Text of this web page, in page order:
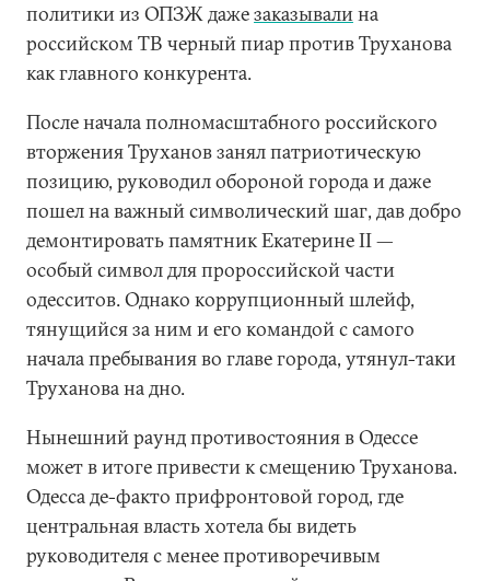
политики из ОПЗЖ дажезаказывалина
российском ТВ черный пиар против Труханова
как главного конкурента.
После начала полномасштабного российского
вторжения Труханов занял патриотическую
позицию, руководил обороной города и даже
пошел на важный символический шаг, дав добро
демонтировать памятник Екатерине II —
особый символ для пророссийской части
одесситов. Однако коррупционный шлейф,
тянущийся за ним и его командой с самого
начала пребывания во главе города, утянул-таки
Труханова на дно.
Нынешний раунд противостояния в Одессе
может в итоге привести к смещению Труханова.
Одесса де-факто прифронтовой город, где
центральная власть хотела бы видеть
руководителя с менее противоречивым